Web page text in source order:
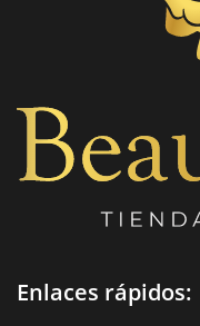
Enlaces rápidos: